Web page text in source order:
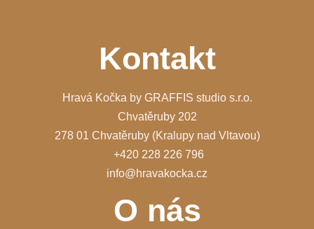
Kontakt
Hravá Kočka by GRAFFIS studio s.r.o.
Chvatěruby 202
278 01 Chvatěruby (Kralupy nad Vltavou)
+420 228 226 796
info@hravakocka.cz
O nás